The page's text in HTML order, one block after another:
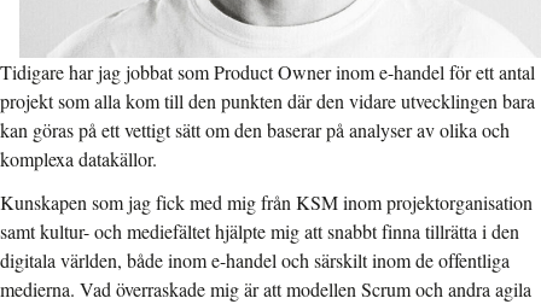
Tidigare har jag jobbat som Product Owner inom e-handel för ett antal
projekt som alla kom till den punkten där den vidare utvecklingen bara
kan göras på ett vettigt sätt om den baserar på analyser av olika och
komplexa datakällor.
Kunskapen som jag fick med mig från KSM inom projektorganisation
samt kultur- och mediefältet hjälpte mig att snabbt finna tillrätta i den
digitala världen, både inom e-handel och särskilt inom de offentliga
medierna. Vad överraskade mig är att modellen Scrum och andra agila